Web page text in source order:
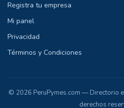
Registra tu empresa
Mi panel
Privacidad
Términos y Condiciones
© 2026 PeruPymes.com — Directorio
derechos